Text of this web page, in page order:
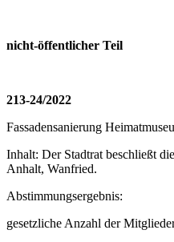
nicht-öffentlicher Teil
213-24/2022
Fassadensanierung
Inhalt: Der Stadtrat beschließt
Anhalt, Wanfried.
Abstimmungsergebnis:
gesetzliche Anzahl der